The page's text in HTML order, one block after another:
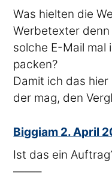
Was hielten die
Werbetexter
solche E-Mail mal
packen?
Damit ich das
der mag, den
Biggisagte
am 2. April
Ist das ein
——–